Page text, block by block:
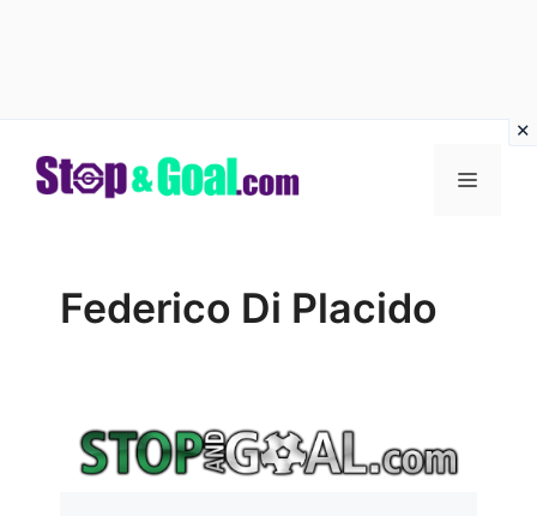
Menu
Federico Di Placido